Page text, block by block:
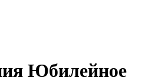
Юбилейное